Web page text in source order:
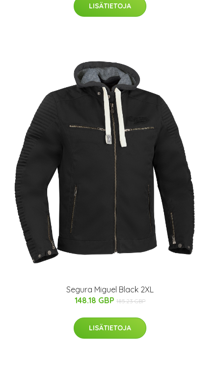
LISÄTIETOJA
Segura Miguel Black 2XL
148.18 GBP 185.23 GBP
LISÄTIETOJA